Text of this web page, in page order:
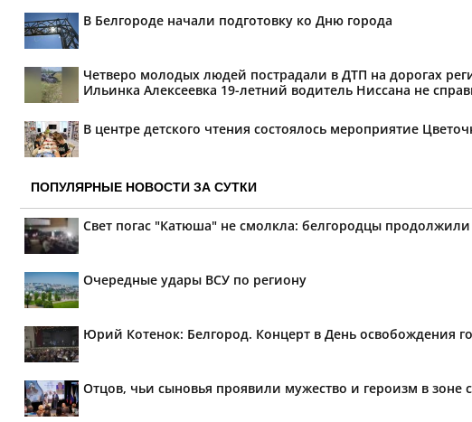
В Белгороде начали подготовку ко Дню города
Четверо молодых людей пострадали в ДТП на дорогах
Ильинка Алексеевка 19-летний водитель Ниссана не
В центре детского чтения состоялось мероприятие
ПОПУЛЯРНЫЕ НОВОСТИ ЗА СУТКИ
Свет погас "Катюша" не смолкла: белгородцы
Очередные удары ВСУ по региону
Юрий Котенок: Белгород. Концерт в День освобождения
Отцов, чьи сыновья проявили мужество и героизм в зоне